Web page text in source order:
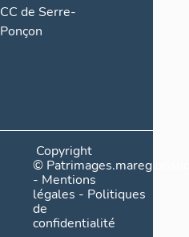
CC de Serre-
Ponçon
Copyright
©
- Mentions
légales - Politiques
de
confidentialité